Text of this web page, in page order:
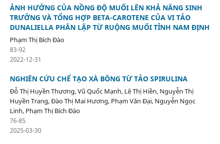
ẢNH HƯỞNG CỦA NỒNG ĐỘ MUỐI LÊN KHẢ NĂNG SINH
TRƯỞNG VÀ TỔNG HỢP BETA-CAROTENE CỦA VI TẢO
DUNALIELLA PHÂN LẬP TỪ RUỘNG MUỐI TỈNH NAM ĐỊNH
Phạm Thị Bích Đào
83-92
2022-12-31
NGHIÊN CỨU CHẾ TẠO XÀ BÔNG TỪ TẢO SPIRULINA
Đỗ Thị Huyền Thương, Vũ Quốc Mạnh, Lê Thị Hiền, Nguyễn Thị
Huyền Trang, Đào Thị Mai Hương, Phạm Văn Đại, Nguyễn Ngọc
Linh, Phạm Thị Bích Đào
76-85
2025-03-30